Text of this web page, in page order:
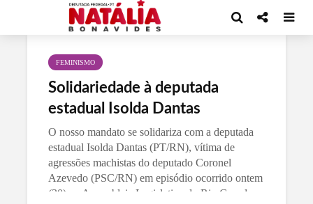
CategoriaFeminismo
FEMINISMO
Solidariedade à deputada
estadual Isolda Dantas
O nosso mandato se solidariza com a deputada
estadual Isolda Dantas (PT/RN), vítima de
agressões machistas do deputado Coronel
Azevedo (PSC/RN) em episódio ocorrido ontem
(30) na Assembleia Legislativa do Rio Grande